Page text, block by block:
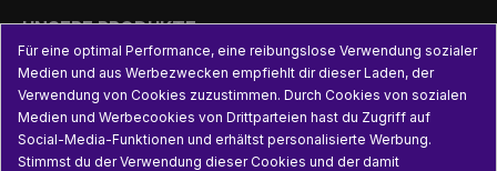
UNSERE PRODUKTE 
PRAKTISCHE INFORMATIONEN 
NÜTZLICHE LINKS
Für eine optimal Performance, eine reibungslose Verwendung sozialer
Medien und aus Werbezwecken empfiehlt dir dieser Laden, der
Verwendung von Cookies zuzustimmen. Durch Cookies von sozialen
Medien und Werbecookies von Drittparteien hast du Zugriff auf
Social-Media-Funktionen und erhältst personalisierte Werbung.
Stimmst du der Verwendung dieser Cookies und der damit